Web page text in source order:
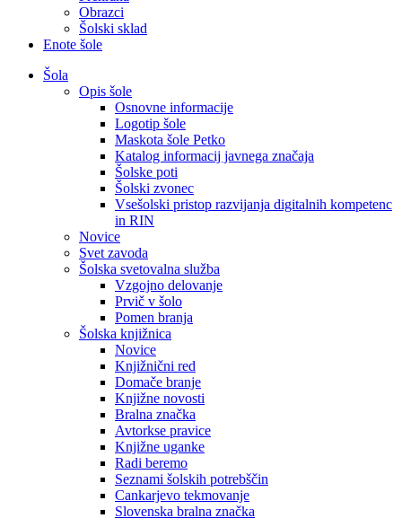
Obrazci
Šolski sklad
Enote šole
Šola
Opis šole
Osnovne informacije
Logotip šole
Maskota šole Petko
Katalog informacij javnega značaja
Šolske poti
Šolski zvonec
Vsešolski pristop razvijanja digitalnih kompetenc
in RIN
Novice
Svet zavoda
Šolska svetovalna služba
Vzgojno delovanje
Prvič v šolo
Pomen branja
Šolska knjižnica
Novice
Knjižnični red
Domače branje
Knjižne novosti
Bralna značka
Avtorkse pravice
Knjižne uganke
Radi beremo
Seznami šolskih potrebščin
Cankarjevo tekmovanje
Slovenska bralna značka